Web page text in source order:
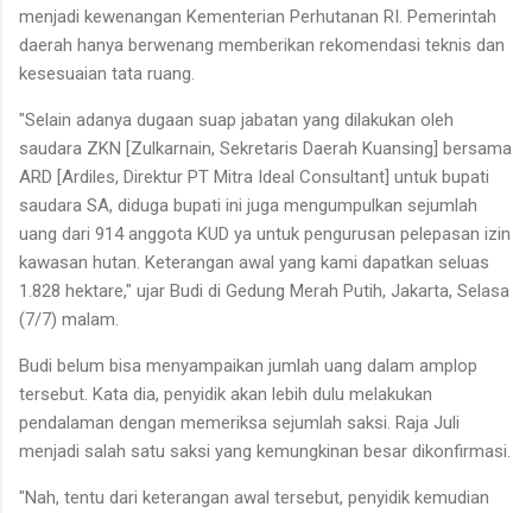
menjadi kewenangan Kementerian Perhutanan RI. Pemerintah
daerah hanya berwenang memberikan rekomendasi teknis dan
kesesuaian tata ruang.
"Selain adanya dugaan suap jabatan yang dilakukan oleh
saudara ZKN [Zulkarnain, Sekretaris Daerah Kuansing] bersama
ARD [Ardiles, Direktur PT Mitra Ideal Consultant] untuk bupati
saudara SA, diduga bupati ini juga mengumpulkan sejumlah
uang dari 914 anggota KUD ya untuk pengurusan pelepasan izin
kawasan hutan. Keterangan awal yang kami dapatkan seluas
1.828 hektare," ujar Budi di Gedung Merah Putih, Jakarta, Selasa
(7/7) malam.
Budi belum bisa menyampaikan jumlah uang dalam amplop
tersebut. Kata dia, penyidik akan lebih dulu melakukan
pendalaman dengan memeriksa sejumlah saksi. Raja Juli
menjadi salah satu saksi yang kemungkinan besar dikonfirmasi.
"Nah, tentu dari keterangan awal tersebut, penyidik kemudian